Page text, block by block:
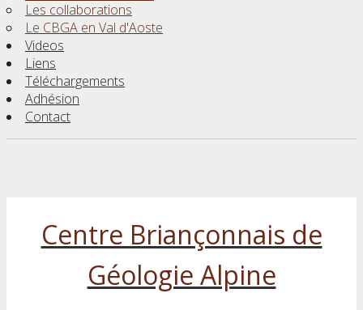
Les collaborations
Le CBGA en Val d'Aoste
Videos
Liens
Téléchargements
Adhésion
Contact
Centre Briançonnais de
Géologie Alpine